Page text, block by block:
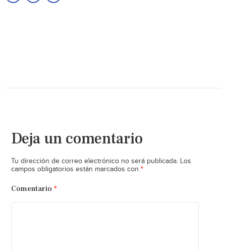
Deja un comentario
Tu dirección de correo electrónico no será publicada. Los
campos obligatorios están marcados con *
Comentario *